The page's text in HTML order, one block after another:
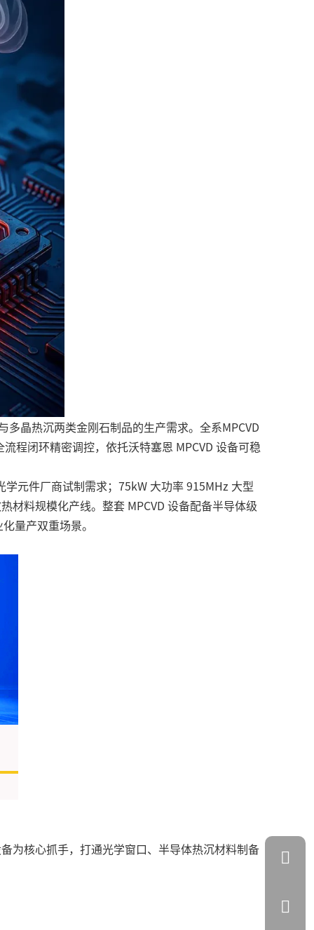
晶热沉两类金刚石制品的生产需求。全系MPCVD
程闭环精密调控，依托沃特塞恩 MPCVD 设备可稳
元件厂商试制需求；75kW 大功率 915MHz 大型
材料规模化产线。整套 MPCVD 设备配备半导体级
量产双重场景。
为核心抓手，打通光学窗口、半导体热沉材料制备